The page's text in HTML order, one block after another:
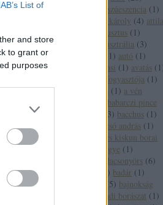
List of
and store
to grant or
purposes
aszúesszencia
aszúeszencia ( 1 )
áts károly (4) attila
augusztus ( 1 )
augusztus 20
ausztrália (3)
ausztria
1 ) autó ( 1 )
autoverseny
avasi ( 1 ) avatás ( 1
az év borfogyasztója ( 1 )
az új
a hét bora ( 1 ) a vén
babarczi pince
3) bacchus ( 1 )
bacsó andrás ( 1 )
bács kiskun borai
bács kiskun megye ( 1 )
badacsonyörs (6)
) badár ( 1 )
5) bajnokság
bakondi borászat ( 1 )